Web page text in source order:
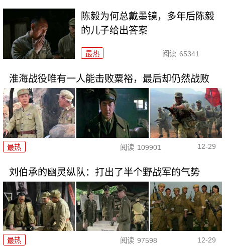
陈毅为何总戴墨镜，多年后陈毅
的儿子给出答案
最热 阅读 65341
淮海战役唯有一人能击败粟裕，最后却仍然战败
最热 阅读 109901 12-29
刘伯承的幽灵纵队：打出了半个野战军的气势
最热 阅读 97598 12-29